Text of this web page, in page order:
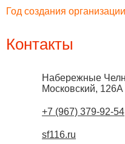
Год создания
Контакты
Набережные
Московский,
+7 (967) 379-92-54
sf116.ru